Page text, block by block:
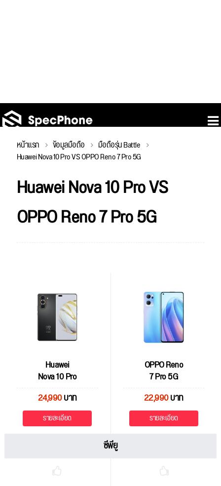
หน้าแรก ข้อมูลมือถือ มือถือรุ่น Battle
Huawei Nova 10 Pro VS OPPO Reno 7 Pro 5G
Huawei Nova 10 Pro VS
OPPO Reno 7 Pro 5G
Huawei
Nova 10 Pro
24,990บาท
รายละเอียด
OPPO Reno
7 Pro 5G
22,990บาท
รายละเอียด
ซีพียู